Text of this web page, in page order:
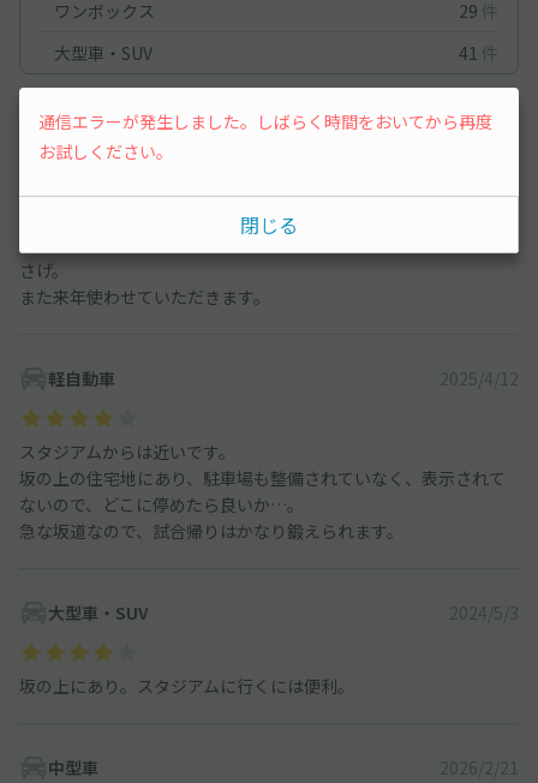
ワンボックス 29 件
大型車・SUV
41 件
コンパクトカー 2026/3/28
スタジアム観戦で利用。駐車場からスタジアムまでの途中でショ
ートカットを見つけてかなりかなり近道できました。
さげ。
また来年使わせていただきます。
軽自動車 2025/4/12
スタジアムからは近いです。
坂の上の住宅地にあり、駐車場も整備されていなく、表示されて
ないので、どこに停めたら良いか…。
急な坂道なので、試合帰りはかなり鍛えられます。
大型車・SUV 2024/5/3
坂の上にあり。スタジアムに行くには便利。
中型車 2026/2/21
通信エラーが発生しました。しばらく時間をおいてから再度
お試しください。
閉じる